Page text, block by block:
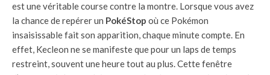
est une véritable course contre la montre. Lorsque vous avez
la chance de repérer un PokéStop où ce Pokémon
insaisissable fait son apparition, chaque minute compte. En
effet, Kecleon ne se manifeste que pour un laps de temps
restreint, souvent une heure tout au plus. Cette fenêtre